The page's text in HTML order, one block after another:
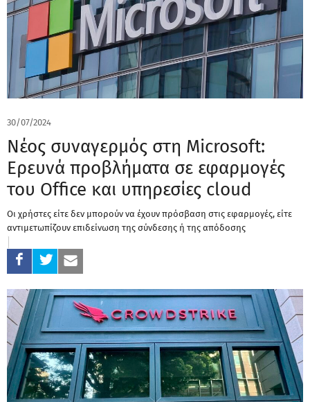
30/07/2024
Νέος συναγερμός στη Microsoft:
Ερευνά προβλήματα σε εφαρμογές
του Office και υπηρεσίες cloud
Οι χρήστες είτε δεν μπορούν να έχουν πρόσβαση στις εφαρμογές, είτε
αντιμετωπίζουν επιδείνωση της σύνδεσης ή της απόδοσης